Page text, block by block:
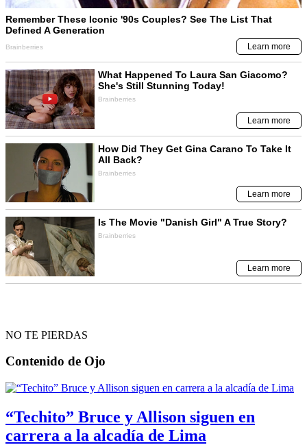
NO TE PIERDAS
Contenido de Ojo
“Techito” Bruce y Allison siguen en
carrera a la alcadía de Lima